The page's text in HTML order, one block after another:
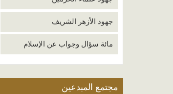
جهود الأزهر الشريف
مائة سؤال وجواب عن الإسلام
مجتمع المبدعين